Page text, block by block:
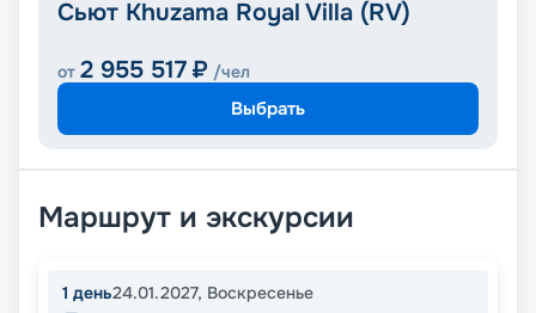
Сьют Khuzama Royal Villa (RV)
от 2 955 517 ₽ /чел
Выбрать
Маршрут и экскурсии
1 день24.01.2027, Воскресенье